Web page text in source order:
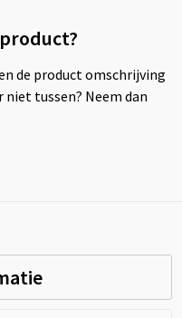
de product omschrijving
tussen? Neem dan